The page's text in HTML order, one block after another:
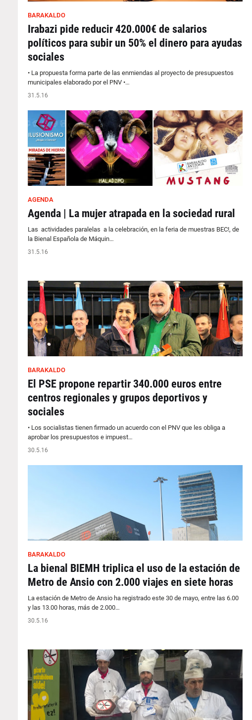
BARAKALDO
Irabazi pide reducir 420.000€ de salarios
políticos para subir un 50% el dinero para ayudas
sociales
• La propuesta forma parte de las enmiendas al proyecto de presupuestos
municipales elaborado por el PNV •…
31.5.16
AGENDA
Agenda | La mujer atrapada en la sociedad rural
Las actividades paralelas a la celebración, en la feria de muestras BEC!, de
la Bienal Española de Máquin…
31.5.16
BARAKALDO
El PSE propone repartir 340.000 euros entre
centros regionales y grupos deportivos y
sociales
• Los socialistas tienen firmado un acuerdo con el PNV que les obliga a
aprobar los presupuestos e impuest…
30.5.16
BARAKALDO
La bienal BIEMH triplica el uso de la estación de
Metro de Ansio con 2.000 viajes en siete horas
La estación de Metro de Ansio ha registrado este 30 de mayo, entre las 6.00
y las 13.00 horas, más de 2.000…
30.5.16